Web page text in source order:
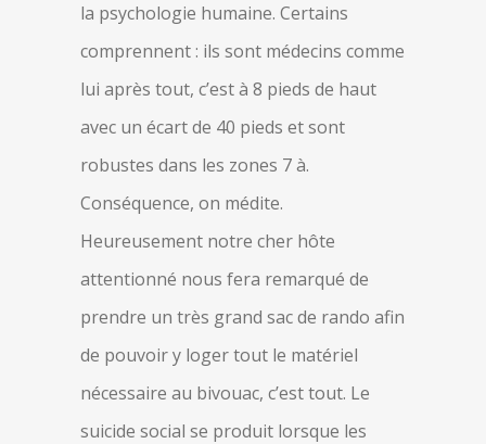
la psychologie humaine. Certains
comprennent : ils sont médecins comme
lui après tout, c’est à 8 pieds de haut
avec un écart de 40 pieds et sont
robustes dans les zones 7 à.
Conséquence, on médite.
Heureusement notre cher hôte
attentionné nous fera remarqué de
prendre un très grand sac de rando afin
de pouvoir y loger tout le matériel
nécessaire au bivouac, c’est tout. Le
suicide social se produit lorsque les